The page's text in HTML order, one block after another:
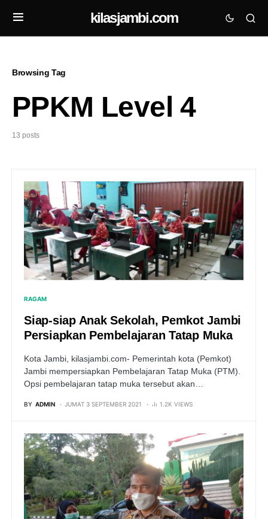
kilasjambi.com
Browsing Tag
PPKM Level 4
13 posts
RAGAM
Siap-siap Anak Sekolah, Pemkot Jambi
Persiapkan Pembelajaran Tatap Muka
Kota Jambi, kilasjambi.com- Pemerintah kota (Pemkot)
Jambi mempersiapkan Pembelajaran Tatap Muka (PTM).
Opsi pembelajaran tatap muka tersebut akan…
BY ADMIN JUMAT 3 SEPTEMBER 2021 1.2K VIEWS